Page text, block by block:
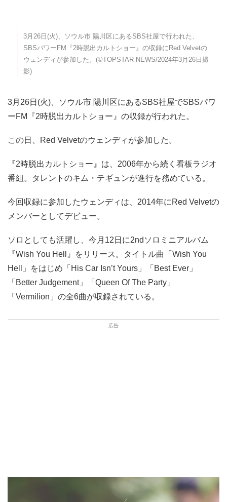
3月26日(火)、ソウル市 陽川区にあるSBS社屋で行われた、
SBSパワーFM『2時脱出カルトショー』の収録にRed Velvetの
ウェンディが参加した。(©TOPSTAR NEWS/2024年3月26日撮
影)
3月26日(火)、ソウル市 陽川区にあるSBS社屋でSBSパワ
ーFM『2時脱出カルトショー』の収録が行われた。
この日、Red Velvetのウェンディが参加した。
『2時脱出カルトショー』は、2006年から続く看板ラジオ
番組。タレントのキム・テギュンが進行を務めている。
今回収録に参加したウェンディは、2014年にRed Velvetの
メンバーとしてデビュー。
ソロとしても活躍し、今月12日に2ndソロミニアルバム
『Wish You Hell』をリリース。タイトル曲「Wish You
Hell」をはじめ「His Car Isn’t Yours」「Best Ever」
「Better Judgement」「Queen Of The Party」
「Vermilion」の全6曲が収録されている。